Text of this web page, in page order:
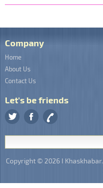
Company
Home
About Us
Contact Us
Let's be friends
Copyright © 2026 I